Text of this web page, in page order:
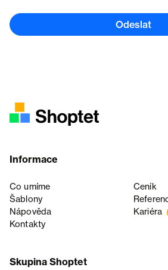
Odeslat
Informace
Co umíme
Ceník
Šablony
Nápověda
Kariéra
Kontakty
Skupina Shoptet